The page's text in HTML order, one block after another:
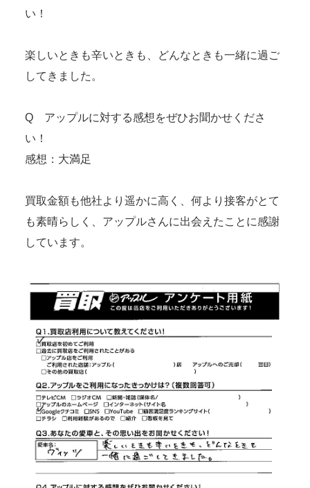
い！
楽しいときも辛いときも、どんなときも一緒に過ご
してきました。
Q アップルに対する感想をぜひお聞かせくださ
い！
感想：大満足
買取金額も他社より遥かに高く、何より接客がとて
も素晴らしく、アップルさんに出会えたことに感謝
しています。